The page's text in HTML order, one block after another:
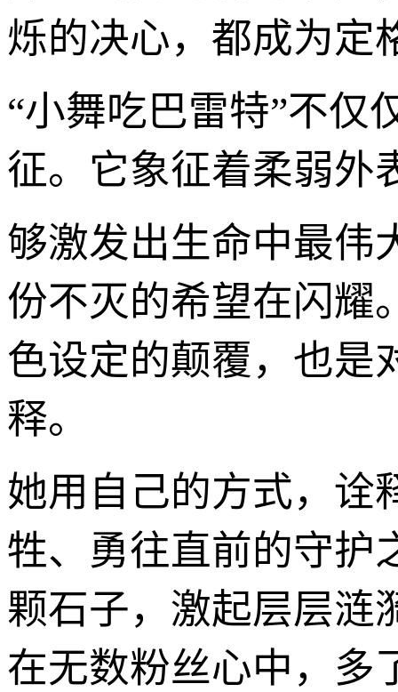
烁的决心，都成为定
“小舞吃巴雷特”不仅
征。它象征着柔弱
够激发出生命中最伟
份不灭的希望在闪耀
色设定的颠覆，也是
释。
她用自己的方式，
牲、勇往直前的守护
颗石子，激起层层涟
在无数粉丝心中，多